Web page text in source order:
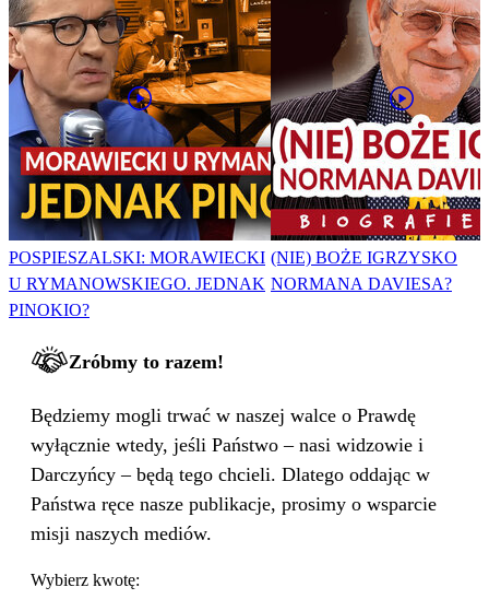
POSPIESZALSKI: MORAWIECKI
U RYMANOWSKIEGO. JEDNAK
PINOKIO?
(NIE) BOŻE IGRZYSKO
NORMANA DAVIESA?
Zróbmy to razem!
Będziemy mogli trwać w naszej walce o Prawdę
wyłącznie wtedy, jeśli Państwo – nasi widzowie i
Darczyńcy – będą tego chcieli. Dlatego oddając w
Państwa ręce nasze publikacje, prosimy o wsparcie
misji naszych mediów.
Wybierz kwotę: